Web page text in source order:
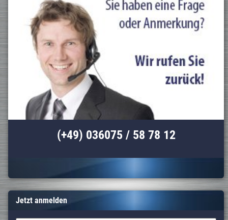
(+49) 036075 / 58 78 12
Jetzt anmelden